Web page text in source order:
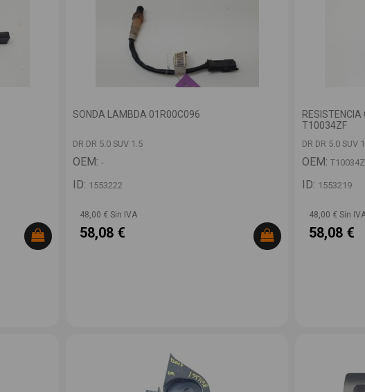
SONDA LAMBDA 01R00C096
DR DR 5.0 SUV 1.5
OEM: -
ID: 1553222
48,00 € Sin IVA
58,08 €
T10034ZF
DR DR 5.0 SUV
OEM:
ID: 1553219
48,00 € Sin
58,08 €